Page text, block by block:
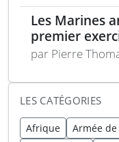
Les Marines
premier
avec tir de
par Pierre
LES CATÉGORIES
Afrique Armée